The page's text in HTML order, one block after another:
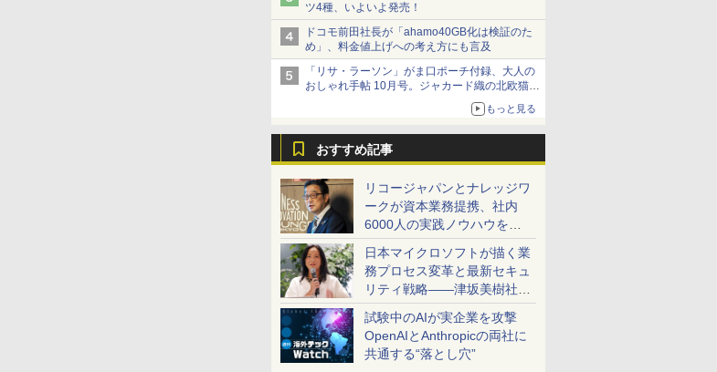
ツ4種、いよいよ発売！
ドコモ前田社長が「ahamo40GB化は検証のた
め」、料金値上げへの考え方にも言及
「リサ・ラーソン」がま口ポーチ付録、大人の
おしゃれ手帖 10月号。ジャカード織の北欧猫デ
もっと見る
おすすめ記事
リコージャパンとナレッジワ
ークが資本業務提携、社内
6000人の実践ノウハウを生
かした「AI商談記録 for
RICOH」を展開へ
日本マイクロソフトが描く業
務プロセス変革と最新セキュ
リティ戦略――津坂美樹社長
が2027年度戦略を説明
試験中のAIが実企業を攻撃
OpenAIとAnthropicの両社に
共通する“落とし穴”